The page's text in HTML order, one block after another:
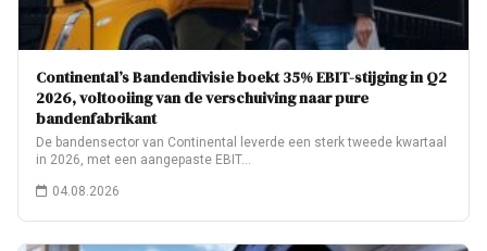
Continental’s Bandendivisie boekt 35% EBIT-stijging in Q2
2026, voltooiing van de verschuiving naar pure
bandenfabrikant
De bandensector van Continental leverde een sterk tweede kwartaal
in 2026, met een aangepaste EBIT…
04.08.2026